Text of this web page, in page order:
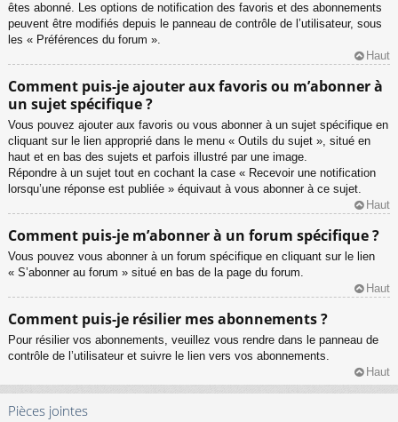
êtes abonné. Les options de notification des favoris et des abonnements
peuvent être modifiés depuis le panneau de contrôle de l’utilisateur, sous
les « Préférences du forum ».
Haut
Comment puis-je ajouter aux favoris ou m’abonner à
un sujet spécifique ?
Vous pouvez ajouter aux favoris ou vous abonner à un sujet spécifique en
cliquant sur le lien approprié dans le menu « Outils du sujet », situé en
haut et en bas des sujets et parfois illustré par une image.
Répondre à un sujet tout en cochant la case « Recevoir une notification
lorsqu’une réponse est publiée » équivaut à vous abonner à ce sujet.
Haut
Comment puis-je m’abonner à un forum spécifique ?
Vous pouvez vous abonner à un forum spécifique en cliquant sur le lien
« S’abonner au forum » situé en bas de la page du forum.
Haut
Comment puis-je résilier mes abonnements ?
Pour résilier vos abonnements, veuillez vous rendre dans le panneau de
contrôle de l’utilisateur et suivre le lien vers vos abonnements.
Haut
Pièces jointes